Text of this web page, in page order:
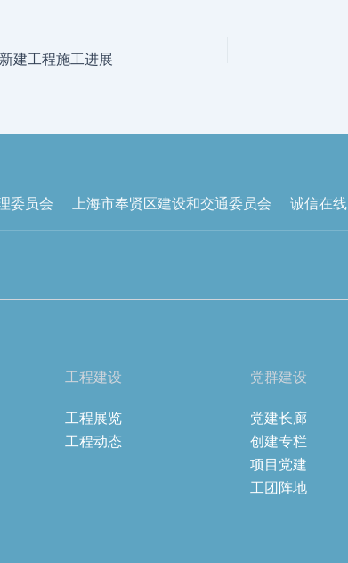
建工程施工进展
委员会 上海市奉贤区建设和交通委员会 诚信在线
工程建设
工程展览
工程动态
党群建设
党建长廊
创建专栏
项目党建
工团阵地